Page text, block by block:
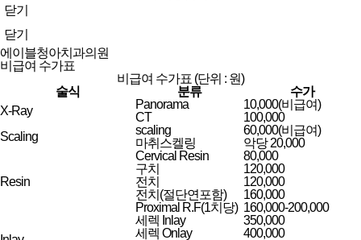
닫기
닫기
에이블청아치과의원
비급여 수가표
비급여 수가표 (단위 : 원)
술식
분류
수가
X-Ray
Panorama
10,000(비급여)
CT
100,000
Scaling
scaling
60,000(비급여)
마취스켈링
악당 20,000
Resin
Cervical Resin
80,000
구치
120,000
전치
120,000
전치(절단연포함)
160,000
Proximal R.F(1치당) 160,000-200,000
세렉 Inlay
350,000
세렉 Onlay
400,000